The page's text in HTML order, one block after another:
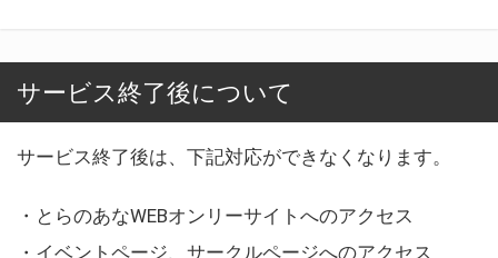
サービス終了後について
サービス終了後は、下記対応ができなくなります。
・とらのあなWEBオンリーサイトへのアクセス
・イベントページ、サークルページへのアクセス